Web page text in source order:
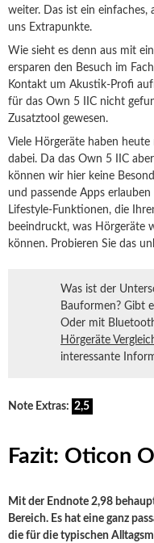
weiter. Das ist ein einfaches,
uns Extrapunkte.
Wie sieht es denn aus mit
ersparen den Besuch im
Kontakt um Akustik-Profi
für das Own 5 IIC nicht
Zusatztool gewesen.
Viele Hörgeräte haben
dabei. Da das Own 5 IIC
können wir hier keine
und passende Apps
Lifestyle-Funktionen, die
beeindruckt, was Hörgeräte
können. Probieren Sie das
Was ist der
Bauformen? Gibt
Oder mit
Hörgeräte
interessante
Note Extras: 2,5
Fazit: Oticon
Mit der Endnote 2,98
Bereich. Es hat eine ganz
die für die typischen